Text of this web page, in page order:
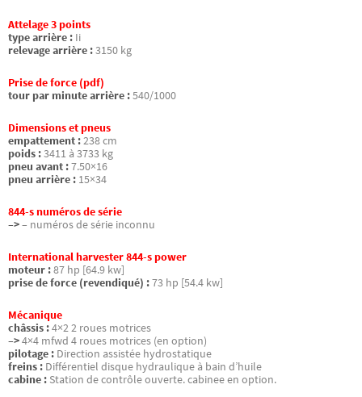
Attelage 3 points
type arrière : Ii
relevage arrière :3150 kg
Prise de force (pdf)
tour par minute arrière :540/1000
Dimensions et pneus
empattement :238 cm
poids :3411 à 3733 kg
pneu avant :7.50×16
pneu arrière : 15×34
844-s numéros de série
–>– numéros de série inconnu
International harvester 844-s power
moteur :87 hp [64.9 kw]
prise de force (revendiqué) :73 hp [54.4 kw]
Mécanique
châssis :4×2 2 roues motrices
–>4×4 mfwd 4 roues motrices (en option)
pilotage : Direction assistée hydrostatique
freins : Différentiel disque hydraulique à bain d’huile
cabine : Station de contrôle ouverte. cabinee en option.